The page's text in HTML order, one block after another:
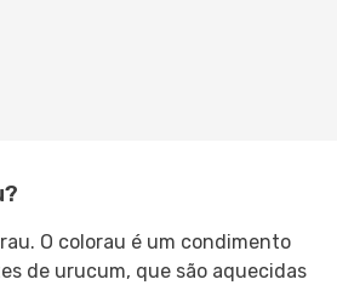
O colorau é um condimento
de urucum, que são aquecidas